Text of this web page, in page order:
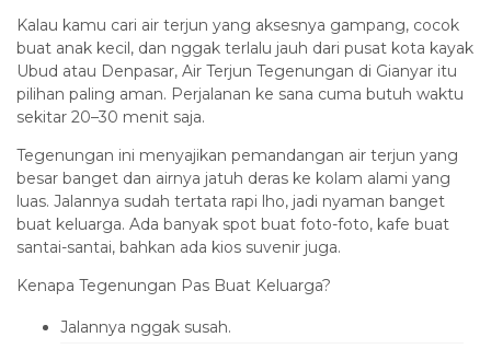
Kalau kamu cari air terjun yang aksesnya gampang, cocok
buat anak kecil, dan nggak terlalu jauh dari pusat kota kayak
Ubud atau Denpasar, Air Terjun Tegenungan di Gianyar itu
pilihan paling aman. Perjalanan ke sana cuma butuh waktu
sekitar 20–30 menit saja.
Tegenungan ini menyajikan pemandangan air terjun yang
besar banget dan airnya jatuh deras ke kolam alami yang
luas. Jalannya sudah tertata rapi lho, jadi nyaman banget
buat keluarga. Ada banyak spot buat foto-foto, kafe buat
santai-santai, bahkan ada kios suvenir juga.
Kenapa Tegenungan Pas Buat Keluarga?
Jalannya nggak susah.